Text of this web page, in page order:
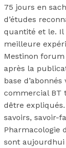
75 jours en
d’études
quantité et le. Il
meilleure
Mestinon forum
après la
base
commercial BT
dêtre
savoirs, savoir-
Pharmacologie
sont aujourdhui